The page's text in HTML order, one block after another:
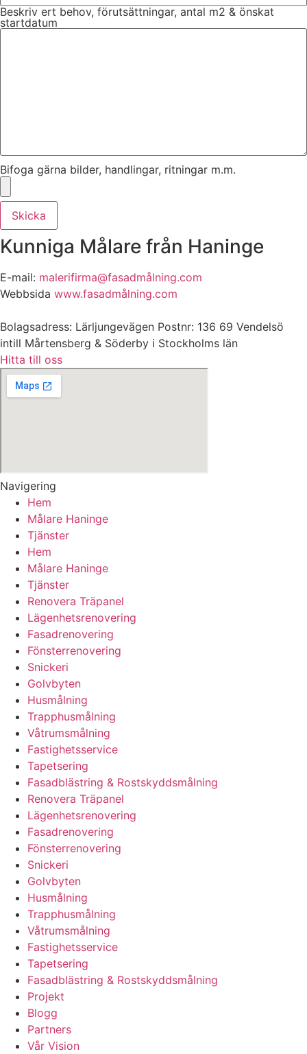
Beskriv ert behov, förutsättningar, antal m2 & önskat
startdatum
Bifoga gärna bilder, handlingar, ritningar m.m.
Skicka
Kunniga Målare från Haninge
E-mail: malerifirma@fasadmålning.com
Webbsida www.fasadmålning.com
Bolagsadress: Lärljungevägen Postnr: 136 69 Vendelsö
intill Mårtensberg & Söderby i Stockholms län
Hitta till oss
Navigering
Hem
Målare Haninge
Tjänster
Hem
Målare Haninge
Tjänster
Renovera Träpanel
Lägenhetsrenovering
Fasadrenovering
Fönsterrenovering
Snickeri
Golvbyten
Husmålning
Trapphusmålning
Våtrumsmålning
Fastighetsservice
Tapetsering
Fasadblästring & Rostskyddsmålning
Renovera Träpanel
Lägenhetsrenovering
Fasadrenovering
Fönsterrenovering
Snickeri
Golvbyten
Husmålning
Trapphusmålning
Våtrumsmålning
Fastighetsservice
Tapetsering
Fasadblästring & Rostskyddsmålning
Projekt
Blogg
Partners
Vår Vision